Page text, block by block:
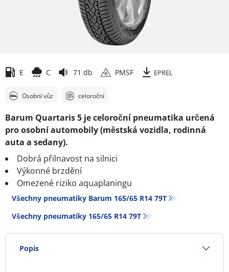
E C 71 db PMSF EPREL
Osobní vůz celoroční
Barum Quartaris 5 je celoroční pneumatika určená
pro osobní automobily (městská vozidla, rodinná
auta a sedany).
Dobrá přilnavost na silnici
Výkonné brzdění
Omezené riziko aquaplaningu
Všechny pneumatiky Barum 165/65 R14 79T
Všechny pneumatiky‎ 165/65 R14 79T
Popis